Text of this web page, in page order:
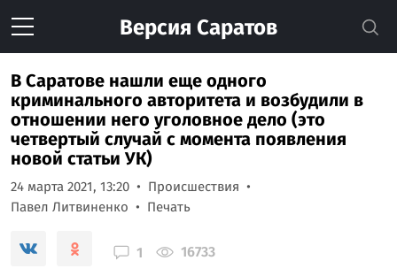
Версия Саратов
В Саратове нашли еще одного
криминального авторитета и возбудили в
отношении него уголовное дело (это
четвертый случай с момента появления
новой статьи УК)
24 марта 2021, 13:20
Происшествия
Павел Литвиненко
Печать
1 16733